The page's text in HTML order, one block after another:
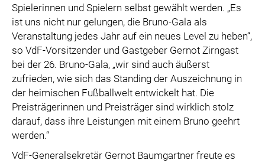
Spielerinnen und Spielern selbst gewählt werden. „Es
ist uns nicht nur gelungen, die Bruno-Gala als
Veranstaltung jedes Jahr auf ein neues Level zu heben“,
so VdF-Vorsitzender und Gastgeber Gernot Zirngast
bei der 26. Bruno-Gala, „wir sind auch äußerst
zufrieden, wie sich das Standing der Auszeichnung in
der heimischen Fußballwelt entwickelt hat. Die
Preisträgerinnen und Preisträger sind wirklich stolz
darauf, dass ihre Leistungen mit einem Bruno geehrt
werden.“
VdF-Generalsekretär Gernot Baumgartner freute es